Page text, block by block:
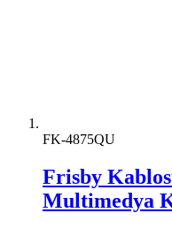
FK-4875QU
Frisby
Multimedya